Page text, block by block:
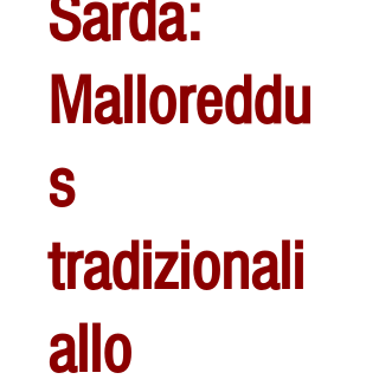
Sarda:
Malloreddu
s
tradizionali
allo